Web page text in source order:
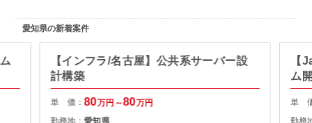
愛知県の新着案件
【インフラ/名古屋】公共系サーバー設
計構築
単 価：80万円～80万円
勤務地：愛知県
【
ム
単
勤務